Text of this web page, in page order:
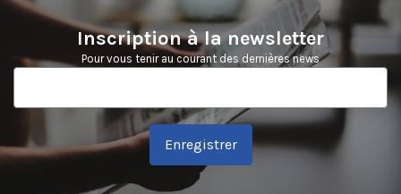
Inscription à la newsletter
Pour vous tenir au courant des dernières news
Enregistrer